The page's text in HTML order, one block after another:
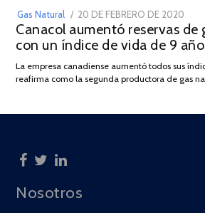
Gas Natural
POSTED
ON
20 DE FEBRERO DE 2020
DE
Canacol aumentó reservas de
con un índice de vida de 9
La empresa canadiense aumentó todos sus
reafirma como la segunda productora de gas
Nosotros